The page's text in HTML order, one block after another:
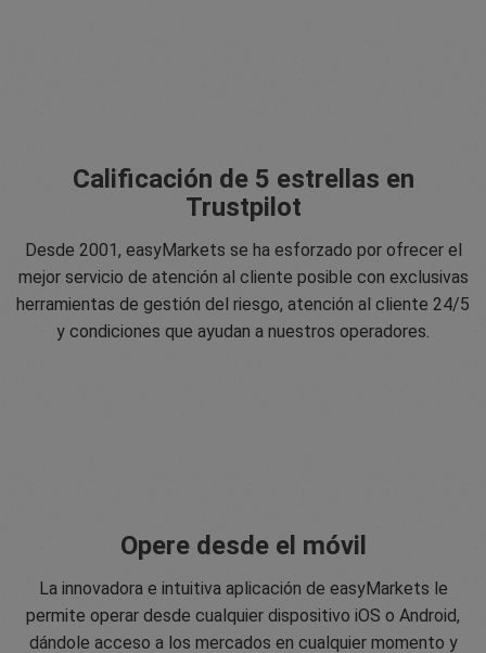
Calificación de 5 estrellas en
Trustpilot
Desde 2001, easyMarkets se ha esforzado por ofrecer el
mejor servicio de atención al cliente posible con exclusivas
herramientas de gestión del riesgo, atención al cliente 24/5
y condiciones que ayudan a nuestros operadores.
Opere desde el móvil
La innovadora e intuitiva aplicación de easyMarkets le
permite operar desde cualquier dispositivo iOS o Android,
dándole acceso a los mercados en cualquier momento y